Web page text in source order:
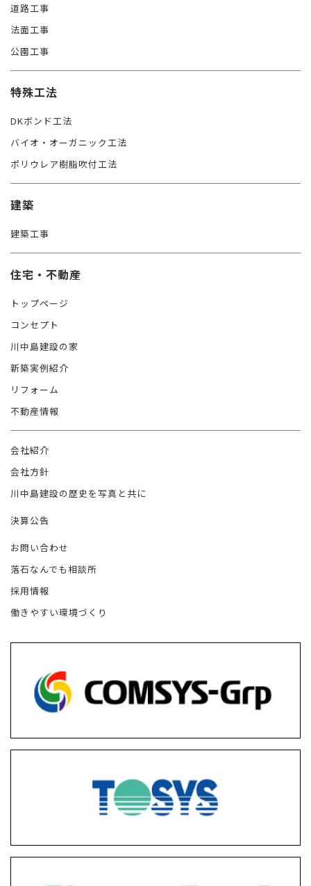
道路工事
法面工事
公園工事
特殊工法
DKボンド工法
バイオ・オーガニック工法
ポリウレア樹脂吹付工法
建築
建築工事
住宅・不動産
トップページ
コンセプト
川中島建設の家
新築実例紹介
リフォーム
不動産情報
会社紹介
会社方針
川中島建設の歴史を写真と共に
決算公告
お問い合わせ
落石なんでも相談所
採用情報
働きやすい環境づくり